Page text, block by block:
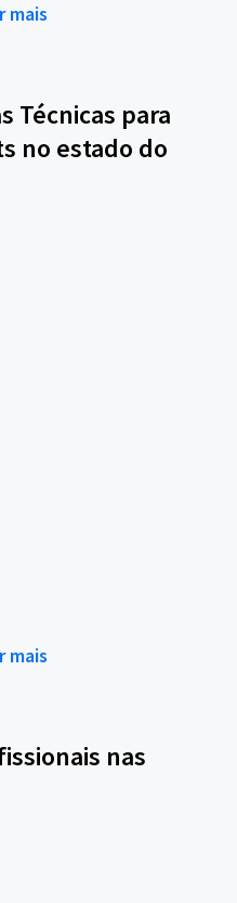
mais
Técnicas para
no estado do
mais
nas